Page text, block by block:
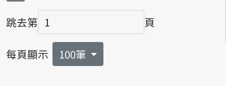
跳去第
頁碼
頁
每頁顯示 100筆